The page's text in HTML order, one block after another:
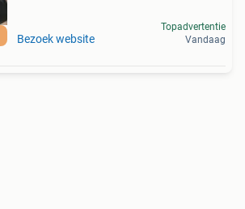
Bezoek website
Topadvertentie
Vandaag